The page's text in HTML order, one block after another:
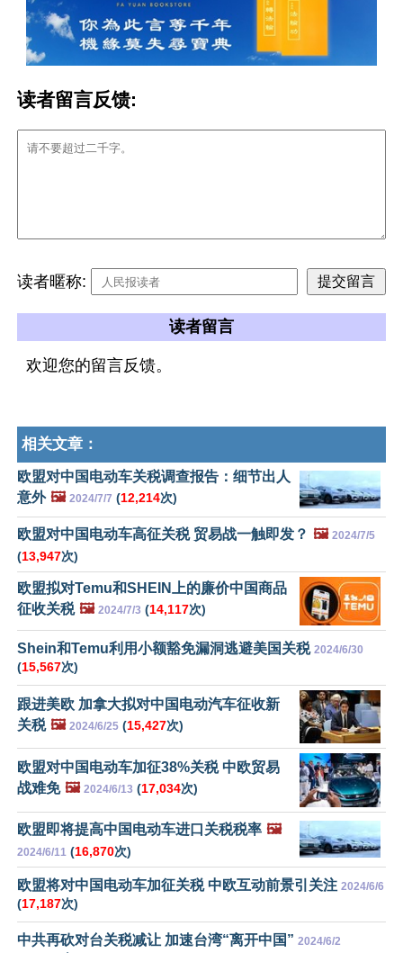
读者留言反馈:
读者暱称:
读者留言
欢迎您的留言反馈。
相关文章：
欧盟对中国电动车关税调查报告：细节出人
意外 🖼️ 2024/7/7 (12,214次)
欧盟对中国电动车高征关税 贸易战一触即发？ 🖼️ 2024/7/5
(13,947次)
欧盟拟对Temu和SHEIN上的廉价中国商品
征收关税 🖼️ 2024/7/3 (14,117次)
Shein和Temu利用小额豁免漏洞逃避美国关税 2024/6/30
(15,567次)
跟进美欧 加拿大拟对中国电动汽车征收新
关税 🖼️ 2024/6/25 (15,427次)
欧盟对中国电动车加征38%关税 中欧贸易
战难免 🖼️ 2024/6/13 (17,034次)
欧盟即将提高中国电动车进口关税税率 🖼️
2024/6/11 (16,870次)
欧盟将对中国电动车加征关税 中欧互动前景引关注 2024/6/6
(17,187次)
中共再砍对台关税减让 加速台湾“离开中国” 2024/6/2